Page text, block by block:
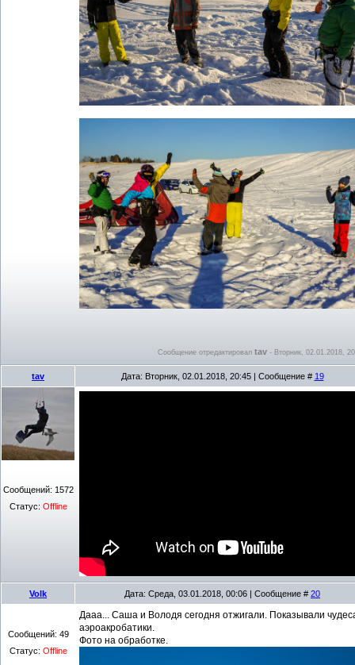
Сообщение отредактировал tav - Вторник, 02.01.2018,
tav Дата: Вторник, 02.01.2018, 20:45 | Сообщение # 19
Сообщений: 1572
Статус: Offline
Volk Дата: Среда, 03.01.2018, 00:06 | Сообщение # 20
Сообщений: 49
Статус: Offline
Дааа... Саша и Володя сегодня отжигали. Показывали
аэроакробатики.
Фото на обработке.